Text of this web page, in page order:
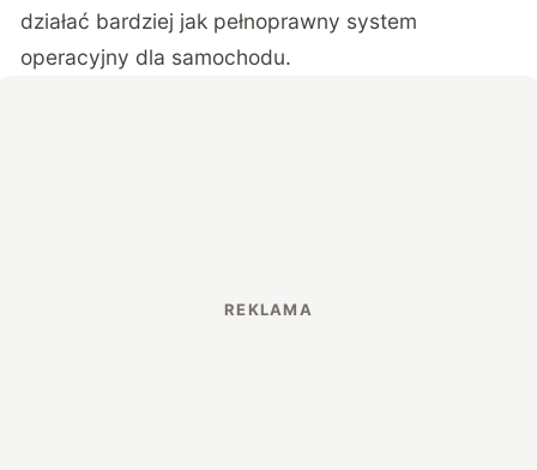
działać bardziej jak pełnoprawny system
operacyjny dla samochodu.